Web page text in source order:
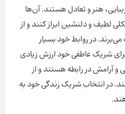
هنر و تعادل هستند. آن‌ها
لطیف و دلنشین ابراز کنند و از
در روابط خود بسیار
شریک عاطفی خود ارزش زیادی
و آرامش در رابطه هستند و از
در انتخاب شریک زندگی خود به